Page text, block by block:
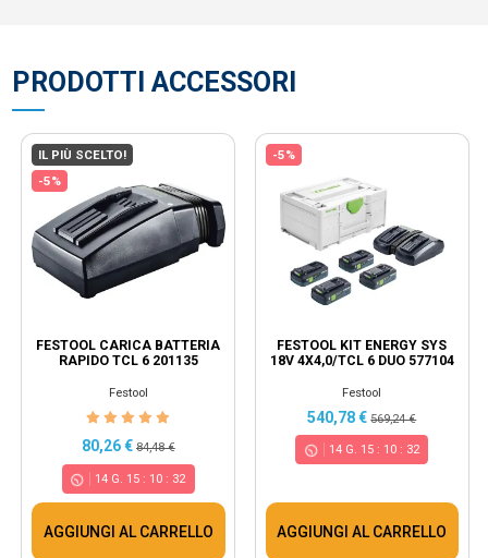
PRODOTTI ACCESSORI
IL PIÙ SCELTO!
-5%
FESTOOL CARICA BATTERIA
RAPIDO TCL 6 201135
Festool
80,26 € 84,48 €
14 G. 15 : 10 : 32
AGGIUNGI AL CARRELLO
-5%
FESTOOL KIT ENERGY SYS
18V 4X4,0/TCL 6 DUO 577104
Festool
540,78 €569,24 €
14G. 15: 10: 32
AGGIUNGI AL CARRELLO